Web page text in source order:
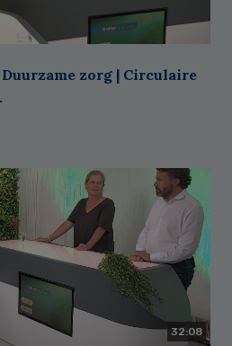
Duurzame zorg | Circulaire
32:08